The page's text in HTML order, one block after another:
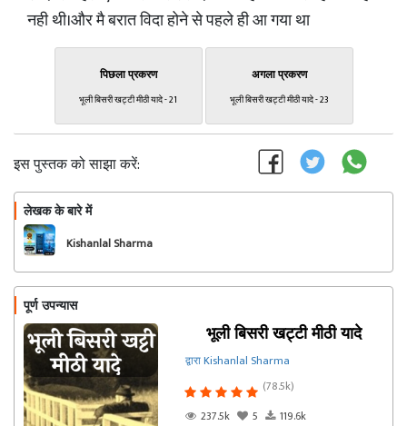
नही थी।और मै बरात विदा होने से पहले ही आ गया था
पिछला प्रकरण
भूली बिसरी खट्टी मीठी यादे - 21
अगला प्रकरण
भूली बिसरी खट्टी मीठी यादे - 23
इस पुस्तक को साझा करें:
लेखक के बारे में
Kishanlal Sharma
पूर्ण उपन्यास
भूली बिसरी खट्टी मीठी यादे
द्वारा Kishanlal Sharma
(78.5k)
237.5k
5 119.6k